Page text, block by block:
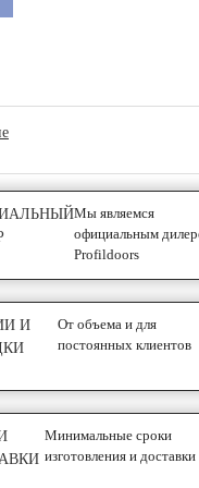
Мы являемся
официальным
Profildoors
И
От объема и для
постоянных клиентов
Минимальные сроки
изготовления и доставки